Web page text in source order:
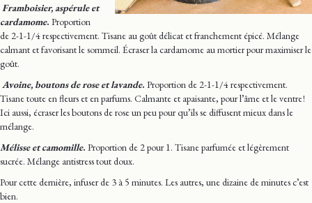
Framboisier, aspérule et
cardamome. Proportion
de 2-1-1/4 respectivement. Tisane au goût délicat et franchement épicé. Mélange
calmant et favorisant le sommeil. Écraser la cardamome au mortier pour maximiser le
goût.
Avoine, boutons de rose et lavande. Proportion de 2-1-1/4 respectivement.
Tisane toute en fleurs et en parfums. Calmante et apaisante, pour l’âme et le ventre !
Ici aussi, écraser les boutons de rose un peu pour qu’ils se diffusent mieux dans le
mélange.
Mélisse et camomille. Proportion de 2 pour 1. Tisane parfumée et légèrement
sucrée. Mélange antistress tout doux.
Pour cette dernière, infuser de 3 à 5 minutes. Les autres, une dizaine de minutes c’est
bien.